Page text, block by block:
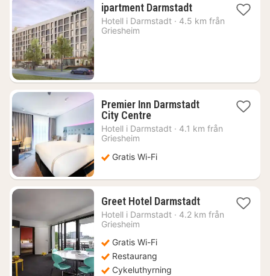
ipartment Darmstadt1
natt
Hotell i Darmstadt · 4.5 km från
Griesheim
Premier Inn Darmstadt
City Centre1
natt
kr.
Hotell i Darmstadt · 4.1 km från
Griesheim
Gratis Wi-Fi
Greet Hotel Darmstadt1
natt
Hotell i Darmstadt · 4.2 km från
Griesheim
Gratis Wi-Fi
Restaurang
Cykeluthyrning